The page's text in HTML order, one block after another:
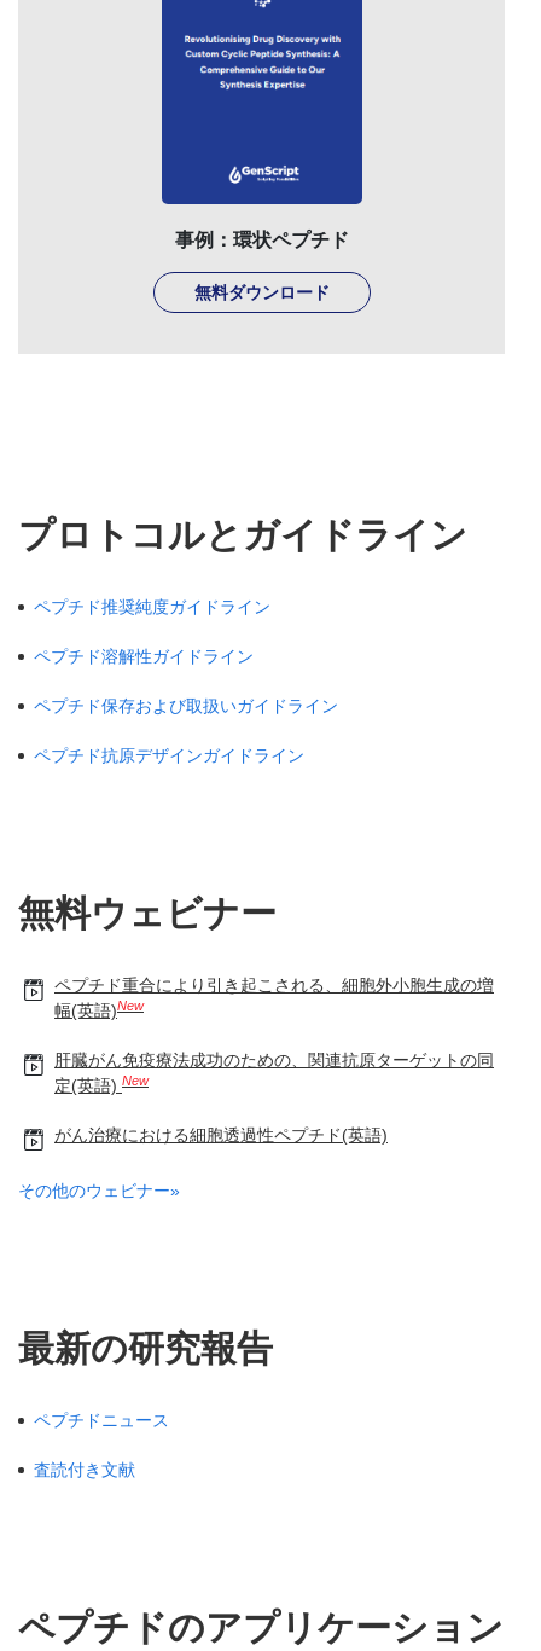
事例：環状ペプチド
無料ダウンロード
プロトコルとガイドライン
ペプチド推奨純度ガイドライン
ペプチド溶解性ガイドライン
ペプチド保存および取扱いガイドライン
ペプチド抗原デザインガイドライン
無料ウェビナー
ペプチド重合により引き起こされる、細胞外小胞生成の増
幅(英語)New
肝臓がん免疫療法成功のための、関連抗原ターゲットの同
定(英語) New
がん治療における細胞透過性ペプチド(英語)
その他のウェビナー»
最新の研究報告
ペプチドニュース
査読付き文献
ペプチドのアプリケーション